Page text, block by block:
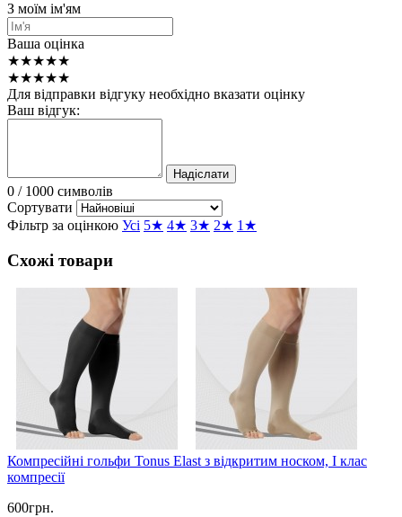
З моїм ім'ям
Ваша оцінка
★★★★★
★★★★★
Для відправки відгуку необхідно вказати оцінку
Ваш відгук:
Надіслати
0 / 1000 символів
Сортувати
Фільтр за оцінкою Усі 5★ 4★ 3★ 2★ 1★
Схожі товари
Компресійні гольфи Tonus Elast з відкритим носком, I клас
компресії
600грн.